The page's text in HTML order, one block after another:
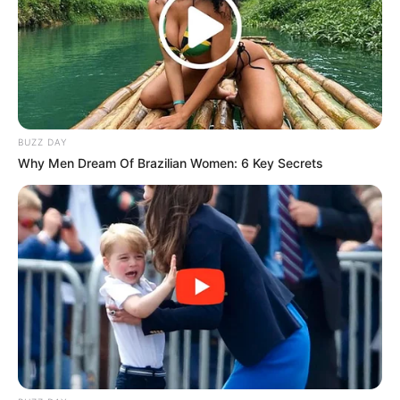
(foto: instagram/_paige.renee)
Biodata & Profil
Nama Lengkap: Paige Renee Spiranac
Nama Panggung: PaigeSpiranac
BUZZ DAY
Why Men Dream Of Brazilian Women: 6 Key Secrets